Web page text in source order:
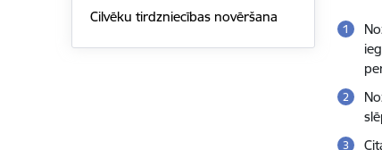
Cilvēku tirdzniecības novēršana